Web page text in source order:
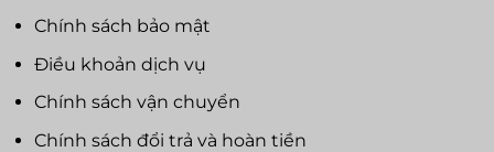
Chính sách bảo mật
Điều khoản dịch vụ
Chính sách vận chuyển
Chính sách đổi trả và hoàn tiền